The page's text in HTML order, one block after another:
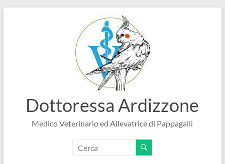
Dottoressa Ardizzone
Medico Veterinario ed Allevatrice di Pappagalli